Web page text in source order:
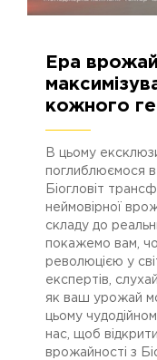
2666
Ера
кожного
В цьому
поглиблюємося в
Біогловіт
неймовірної
складу до
покажемо вам,
революцією у
експертів,
як ваш урожай
цьому
нас, щоб
врожайності з